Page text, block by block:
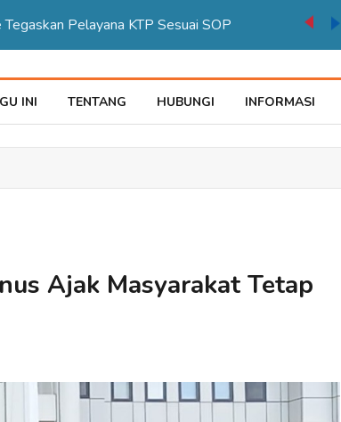
Pelayana KTP Sesuai SOP
INI TENTANG HUBUNGI INFORMASI
Ajak Masyarakat Tetap